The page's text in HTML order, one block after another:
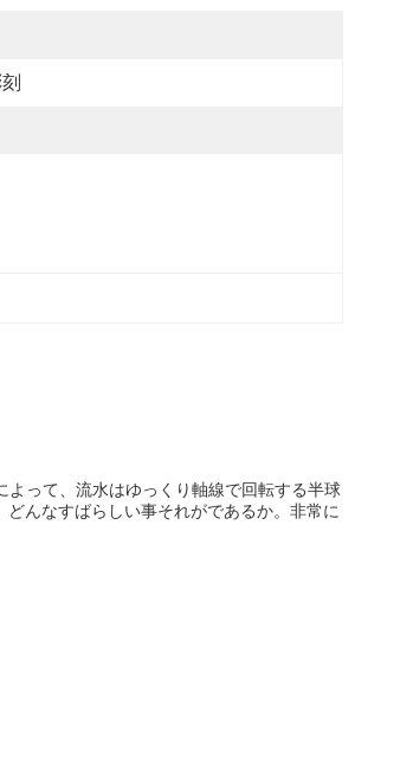
って、流水はゆっくり軸線で回転する半球
んなすばらしい事それがであるか。非常に